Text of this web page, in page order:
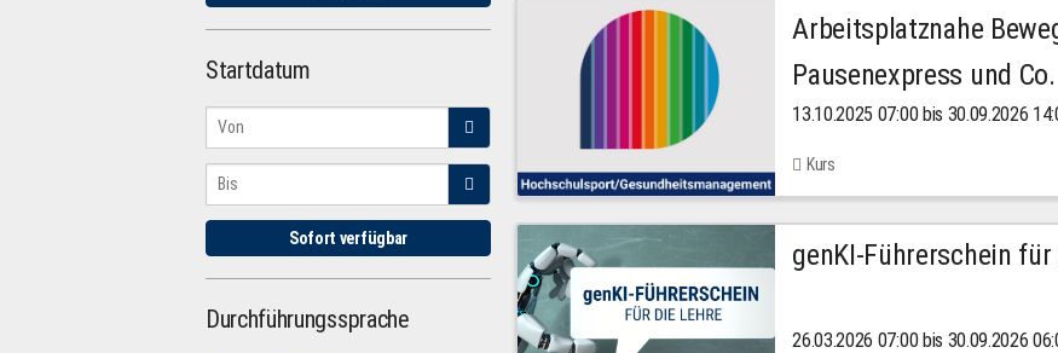
Startdatum
Sofort verfügbar
Durchführungssprache
Arbeitsplatznahe
Pausenexpress und Co.
13.10.2025 07:00 bis 30.09.2026
Kurs
genKI-Führerschein für
26.03.2026 07:00 bis 30.09.2026